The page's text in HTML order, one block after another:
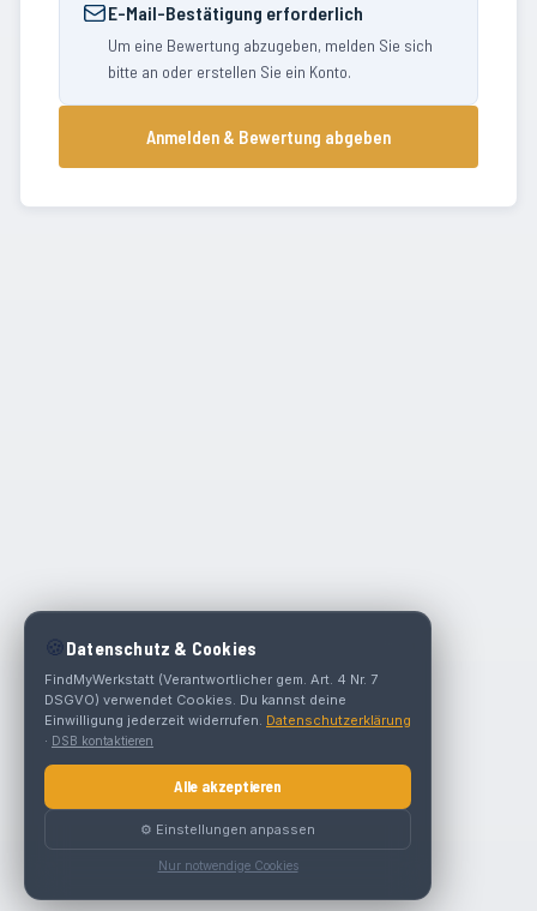
E-Mail-Bestätigung erforderlich
Um eine Bewertung abzugeben, melden Sie sich
bitte an oder erstellen Sie ein Konto.
Anmelden & Bewertung abgeben
🍪 Datenschutz & Cookies
FindMyWerkstatt (Verantwortlicher gem. Art. 4 Nr. 7
DSGVO) verwendet Cookies. Du kannst deine
Einwilligung jederzeit widerrufen. Datenschutzerklärung
· DSB kontaktieren
Alle akzeptieren
⚙️ Einstellungen anpassen
Nur notwendige Cookies